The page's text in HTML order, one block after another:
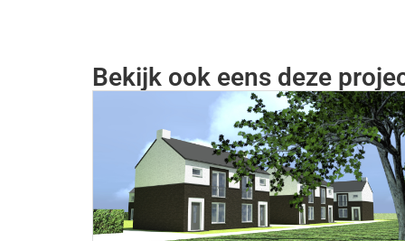
Bekijk ook eens deze